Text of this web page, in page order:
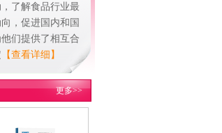
了解食品行业最
，促进国内和国
们提供了相互合
【查看详细】
更多>>